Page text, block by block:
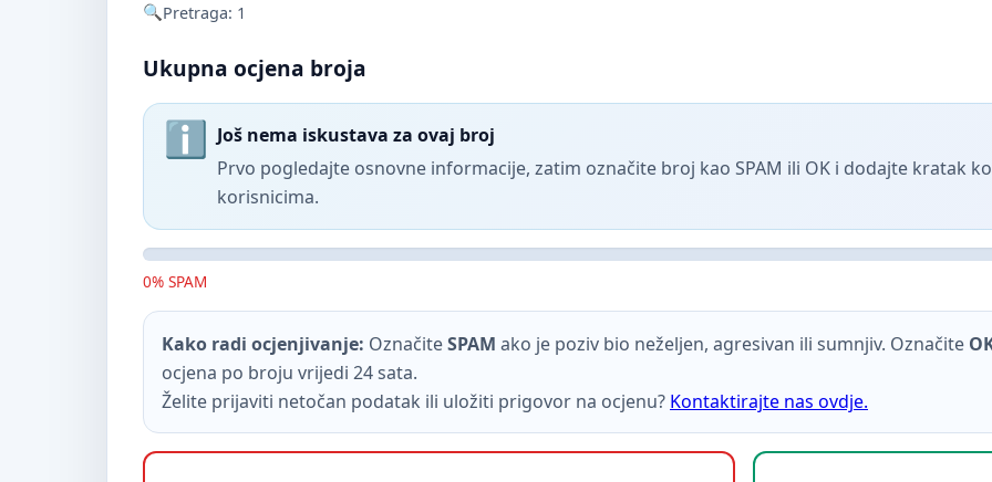
Pretraga: 1
Ukupna ocjena broja
Još nema iskustava za ovaj broj
Prvo pogledajte osnovne informacije, zatim označite broj kao SPAM ili OK i dodajte kratak
korisnicima.
0% SPAM
Kako radi ocjenjivanje: OznačiteSPAM ako je poziv bio neželjen, agresivan ili sumnjiv. Označite
ocjena po broju vrijedi 24 sata.
Želite prijaviti netočan podatak ili uložiti prigovor na ocjenu? Kontaktirajte nas ovdje.